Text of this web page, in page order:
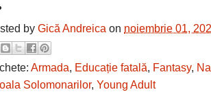
by Gică Andreica on noiembrie 01,
Armada, Educație fatală, Fantasy,
Solomonarilor, Young Adult